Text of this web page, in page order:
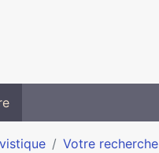
Votre recherche